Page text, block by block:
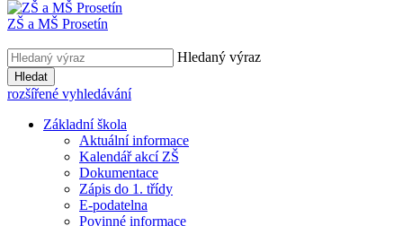
ZŠ a MŠ Prosetín
Hledaný výraz
Hledat
rozšířené vyhledávání
Základní škola
Aktuální informace
Kalendář akcí ZŠ
Dokumentace
Zápis do 1. třídy
E-podatelna
Povinné informace